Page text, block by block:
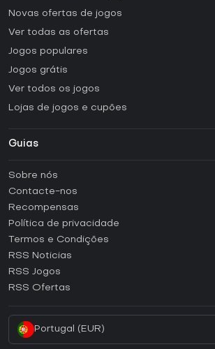
Novas ofertas de jogos
Ver todas as ofertas
Jogos populares
Jogos grátis
Ver todos os jogos
Lojas de jogos e cupões
Guias
Como ativar uma CD Key Steam?
Como ativar uma CD Key Epic Games?
Como ativar uma CD Key GOG?
Como ativar uma CD Key Ubisoft Connect?
Como ativar uma CD Key EA App?
Sobre nós
Contacte-nos
Recompensas
Política de privacidade
Termos e Condições
RSS Noticias
RSS Jogos
RSS Ofertas
Portugal (EUR)